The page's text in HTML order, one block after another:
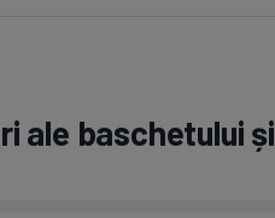
ale baschetului și